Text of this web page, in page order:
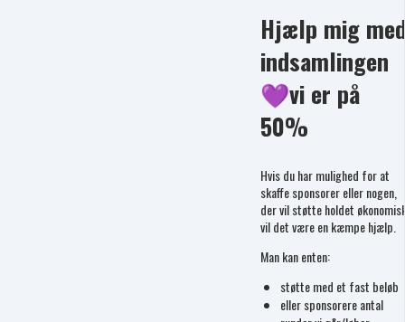
Hjælp mig
indsamlingen
💜vi er på
50%
Hvis du har mulighed for at
skaffe sponsorer eller nogen,
der vil støtte holdet
vil det være en kæmpe hjælp.
Man kan enten:
støtte med et fast beløb
eller sponsorere antal